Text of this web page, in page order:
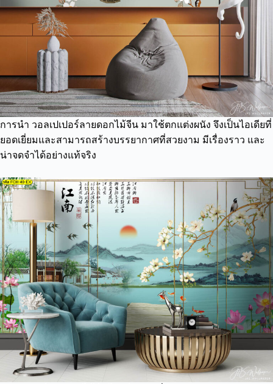
การนำ วอลเปเปอร์ลายดอกไม้จีน มาใช้ตกแต่งผนัง จึงเป็นไอเดียที่
ยอดเยี่ยมและสามารถสร้างบรรยากาศที่สวยงาม มีเรื่องราว และ
น่าจดจำได้อย่างแท้จริง